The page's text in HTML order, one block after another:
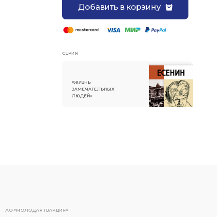
Добавить в корзину
СЕРИЯ
«ЖИЗНЬ
ЗАМЕЧАТЕЛЬНЫХ
ЛЮДЕЙ»
АО «МОЛОДАЯ ГВАРДИЯ»